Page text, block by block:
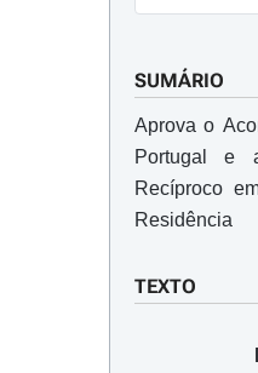
SUMÁRIO
Aprova o
Portugal e
Recíproco
Residência
TEXTO